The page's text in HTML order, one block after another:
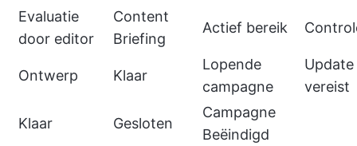
Evaluatie
door editor
Content
Briefing
Actief bereik
Ontwerp Klaar
Lopende
campagne
Update
vereist
Klaar Gesloten
Campagne
Beëindigd